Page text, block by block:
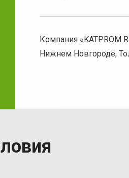
Компания «KATPROM
Нижнем Новгороде,